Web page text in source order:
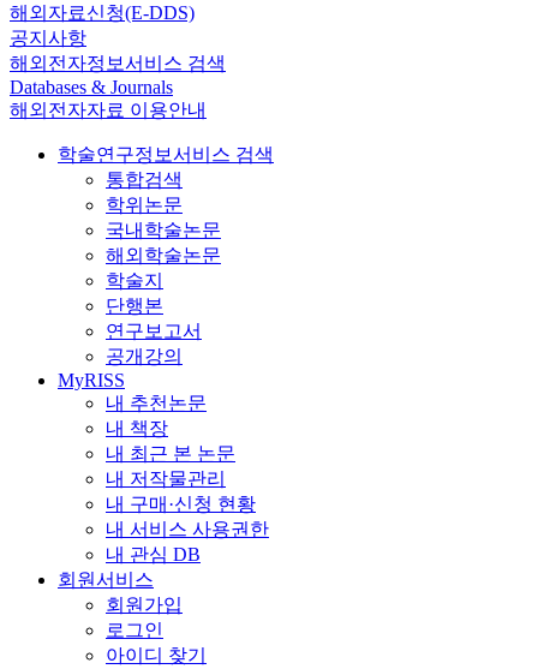
해외자료신청(E-DDS)
공지사항
해외전자정보서비스 검색
Databases & Journals
해외전자자료 이용안내
학술연구정보서비스 검색
통합검색
학위논문
국내학술논문
해외학술논문
학술지
단행본
연구보고서
공개강의
MyRISS
내 추천논문
내 책장
내 최근 본 논문
내 저작물관리
내 구매·신청 현황
내 서비스 사용권한
내 관심 DB
회원서비스
회원가입
로그인
아이디 찾기